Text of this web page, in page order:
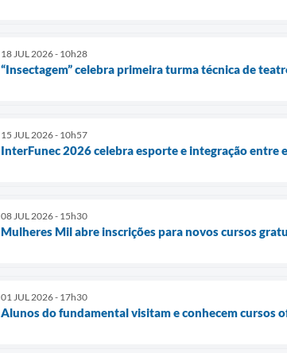
18 JUL 2026 - 10h28
“Insectagem” celebra primeira turma técnica de
15 JUL 2026 - 10h57
InterFunec 2026 celebra esporte e integração entre
08 JUL 2026 - 15h30
Mulheres Mil abre inscrições para novos cursos
01 JUL 2026 - 17h30
Alunos do fundamental visitam e conhecem cursos